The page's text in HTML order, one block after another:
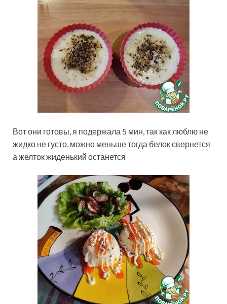
Вот они готовы, я подержала 5 мин, так как люблю не
жидко не густо, можно меньше тогда белок свернется
а желток жиденький останется